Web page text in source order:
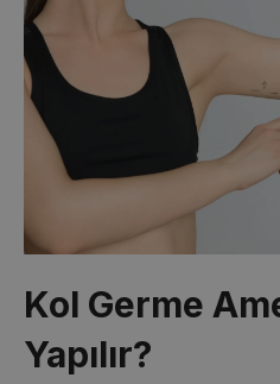
Kol Germe
Yapılır?